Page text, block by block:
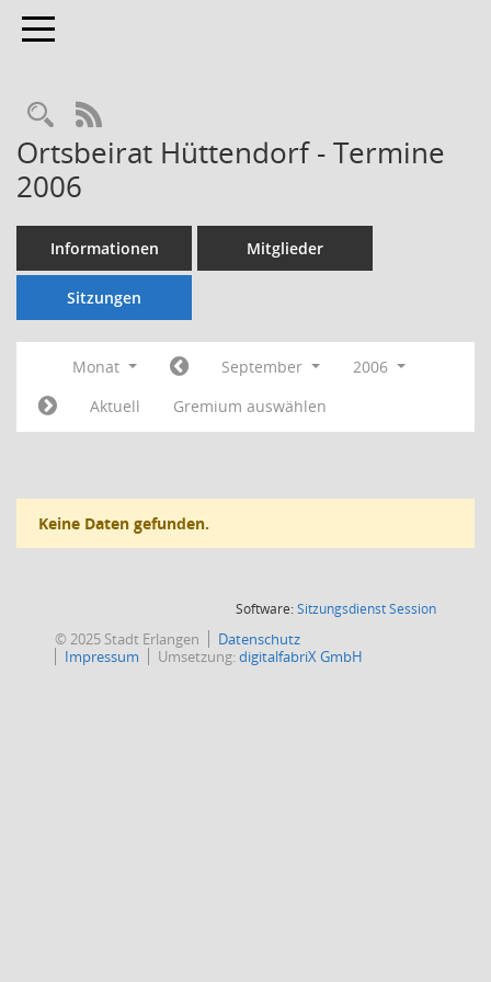
Toggle navigation
Rechercheauswahl
RSS-Feed
Ortsbeirat Hüttendorf - Termine
2006
Informationen Mitglieder
Sitzungen
Monat September
2006
Aktuell
Gremium auswählen
Keine Daten gefunden.
Software:SitzungsdienstSession(Wird in
© 2025 Stadt Erlangen
Datenschutz
Impressum
Umsetzung:digitalfabriX GmbH